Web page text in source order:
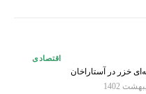
اقتصادی
خزر در آستاراخان